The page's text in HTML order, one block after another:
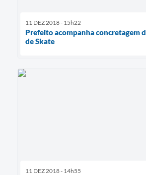
11 DEZ 2018 - 15h22
Prefeito acompanha concretagem
de Skate
11 DEZ 2018 - 14h55